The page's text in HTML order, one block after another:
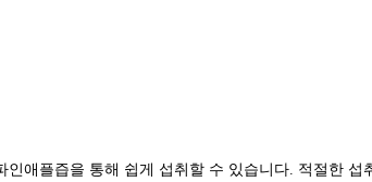
애플즙을 통해 쉽게 섭취할 수 있습니다. 적절한 섭